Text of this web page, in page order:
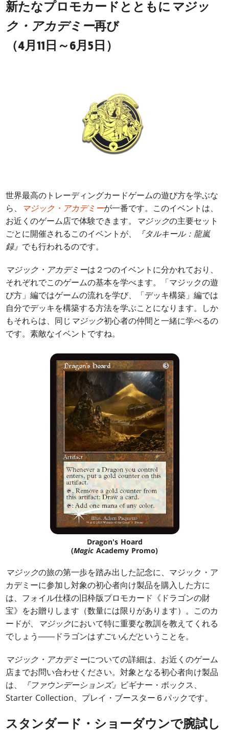
新たなプロモカードとともに マジッ
ク・アカデミー再び
（4月11日～6月5日）
世界最高のトレーディングカードゲームの遊び方を学ぶな
ら、
マジック・アカデミーが一番です。このイベントは、
お近くのゲーム店で体験できます。
マジックの主要セット
ごとに開催されるこのイベントが、
『タルキール：龍嵐
録』 でも行われるのです。
マジック・アカデミーは２つのイベントに分かれており、
それぞれでこのゲームの基本を学べます。「マジックの遊
び方」編ではゲームの流れを学び、「デッキ構築」編では
自分でデッキを構築する方法を学ぶことになります。しか
もそれらは、同じ マジック初心者の仲間と一緒に学べるの
です。素敵なイベントですね。
Dragon's Hoard
(Magic Academy Promo)
マジックの旅の第一歩を踏み出した記念に、マジック・ア
カデミーに参加し対象の初心者向け製品を購入した方に
は、フォイル仕様の旧枠版プロモカード《ドラゴンの財
宝》をお贈りします（数量には限りがあります）。このカ
ードが、
マジックにおいて特に重要な教訓を教えてくれる
でしょう――ドラゴンはすごいんだということを。
マジック・アカデミーについての詳細は、お近くのゲーム
店までお問い合わせください。対象となる初心者向け製品
は、
『ファウンデーションズ』 ビギナー・ボックス、
Starter Collection、プレイ・ブースター６パックです。
スタンダード・ショーダウンで腕試し